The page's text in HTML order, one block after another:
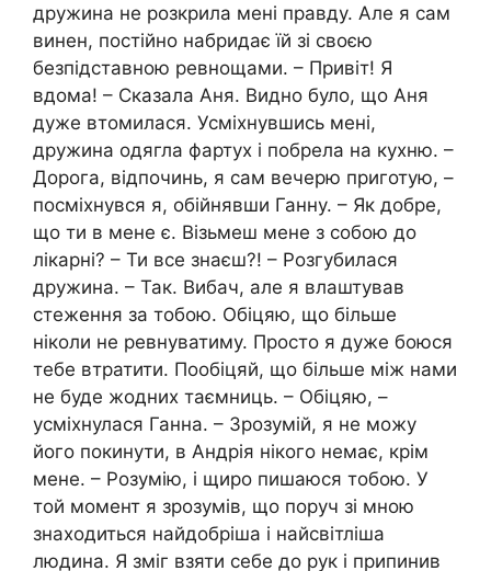
дружина не розкрила мені правду. Але я сам
винен, постійно набридає їй зі своєю
безпідставною ревнощами. – Привіт! Я
вдома! – Сказала Аня. Видно було, що Аня
дуже втомилася. Усміхнувшись мені,
дружина одягла фартух і побрела на кухню. –
Дорога, відпочинь, я сам вечерю приготую, –
посміхнувся я, обійнявши Ганну. – Як добре,
що ти в мене є. Візьмеш мене з собою до
лікарні? – Ти все знаєш?! – Розгубилася
дружина. – Так. Вибач, але я влаштував
стеження за тобою. Обіцяю, що більше
ніколи не ревнуватиму. Просто я дуже боюся
тебе втратити. Пообіцяй, що більше між нами
не буде жодних таємниць. – Обіцяю, –
усміхнулася Ганна. – Зрозумій, я не можу
його покинути, в Андрія нікого немає, крім
мене. – Розумію, і щиро пишаюся тобою. У
той момент я зрозумів, що поруч зі мною
знаходиться найдобріша і найсвітліша
людина. Я зміг взяти себе до рук і припинив